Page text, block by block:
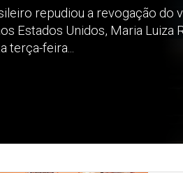
repudiou a revogação do
Estados Unidos, Maria Luiza
terça-feira...